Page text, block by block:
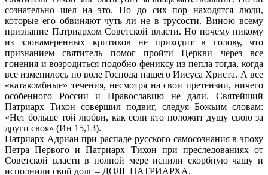
сознательно шел на это. Но до сих пор находятся люди,
которые его обвиняют чуть ли не в трусости. Виною всему
признание Патриархом Советской власти. Но почему никому
из злонамеренных критиков не приходит в голову, что
признанием святитель помог пройти Церкви через все
гонения и возродиться подобно фениксу из пепла тогда, когда
все изменилось по воле Господа нашего Иисуса Христа. А все
«катакомбные» течения, несмотря на свои претензии, ничего
особенного России и Православию не дали. Святейший
Патриарх Тихон совершил подвиг, следуя Божьим словам:
«Нет больше той любви, как если кто положит душу свою за
други своя» (Ин 15,13).
Патриарх Адриан при распаде русского самосознания в эпоху
Петра Первого и Патриарх Тихон при преследованиях от
Советской власти в полной мере испили скорбную чашу и
исполнили свой долг – ДОЛГ ПАТРИАРХА.